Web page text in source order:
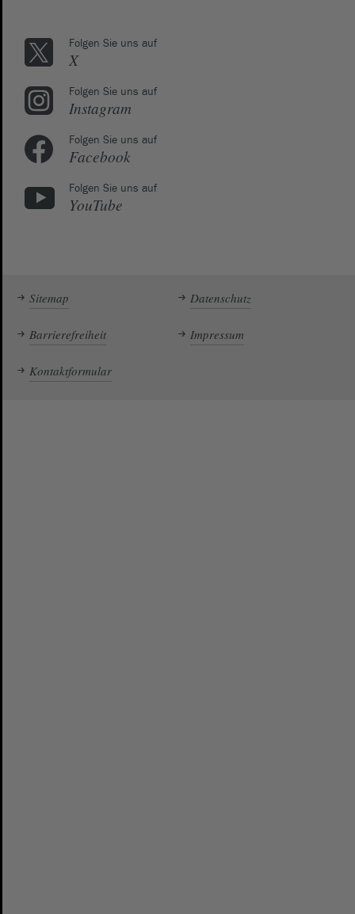
Folgen Sie uns auf
X
Folgen Sie uns auf
Instagram
Folgen Sie uns auf
Facebook
Folgen Sie uns auf
YouTube
Sitemap Datenschutz
Barrierefreiheit Impressum
Kontaktformular